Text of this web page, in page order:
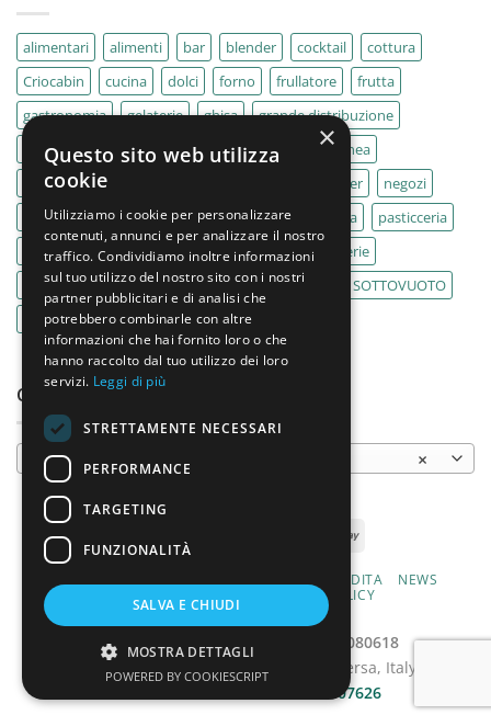
alimentari alimenti bar blender cocktail
cottura
Criocabin
cucina dolci forno frullatore
frutta
gastronomia
gelaterie ghisa
grande distribuzione
IMPASTATRICE
impastatrici kebab
La Felsinea
MACELLERIA
mixer
negozi
Outlet
pane panifici panificio paninoteca
pasticceria
pasticcerie
pescherie pizza pizzeria
pizzerie
PLANETARIA
pub ristoranti ristorazione
SOTTOVUOTO
supermercati
tavole calde tostiere
CATEGORIE PRODOTTO
×
Macchine per hot dog
CONDIZIONI DI VENDITA
NEWS
PRIVACY E COOKIE POLICY
MODALITÀ DI PAGAMENTO
2026 ©
Varlese s.r.l. | P.iva: 03786080618
Viale John Fitzgerald Kennedy, 95, Aversa, Italy
081.8907626
×
Questo sito web utilizza
cookie
Utilizziamo i cookie per personalizzare
contenuti, annunci e per analizzare il nostro
traffico. Condividiamo inoltre informazioni
sul tuo utilizzo del nostro sito con i nostri
partner pubblicitari e di analisi che
potrebbero combinarle con altre
informazioni che hai fornito loro o che
hanno raccolto dal tuo utilizzo dei loro
servizi. Leggi di più
STRETTAMENTE NECESSARI
PERFORMANCE
TARGETING
FUNZIONALITÀ
SALVA E CHIUDI
MOSTRA DETTAGLI
POWERED BY COOKIESCRIPT